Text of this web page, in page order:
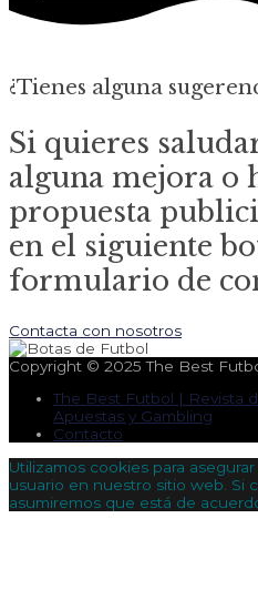
¿Tienes alguna
Si quieres
alguna mejora o
propuesta
en el siguiente
formulario de
Contacta con nosotros
Copyright © 2025The Best
The Best Futbol | Revista
Apuestas y Gambling
Contacto
Utilizamos cookies para
usuario en nuestro sitio web. Si
asumiremos que está de